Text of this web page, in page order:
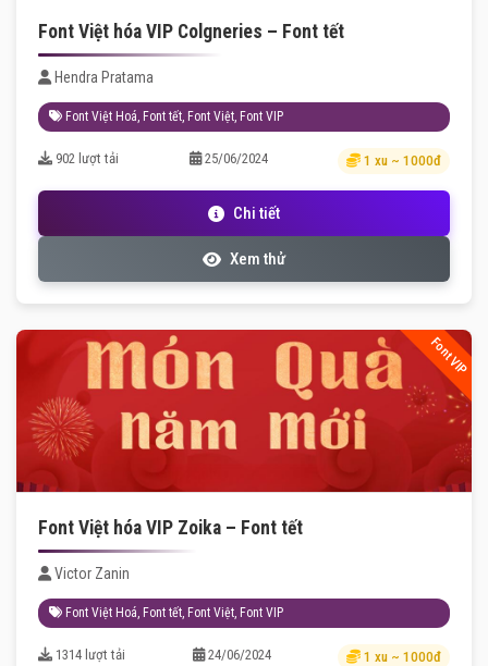
Font Việt hóa VIP Colgneries – Font tết
Hendra Pratama
Font Việt Hoá, Font tết, Font Việt, Font VIP
902 lượt tải 25/06/2024 1 xu ~ 1000đ
Chi tiết
Xem thử
Font VIP
Font Việt hóa VIP Zoika – Font tết
Victor Zanin
Font Việt Hoá, Font tết, Font Việt, Font VIP
1314 lượt tải 24/06/2024 1 xu ~ 1000đ